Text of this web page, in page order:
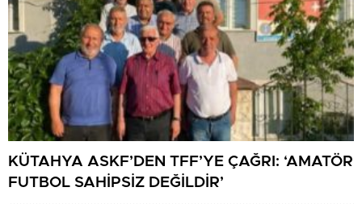
KÜTAHYA ASKF’DEN TFF’YE ÇAĞRI: ‘AMATÖR
FUTBOL SAHİPSİZ DEĞİLDİR’